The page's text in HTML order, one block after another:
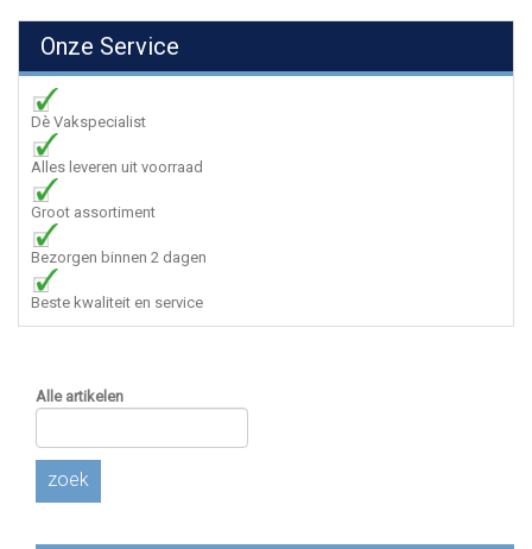
Onze Service
Dè Vakspecialist
Alles leveren uit voorraad
Groot assortiment
Bezorgen binnen 2 dagen
Beste kwaliteit en service
Alle artikelen
zoek